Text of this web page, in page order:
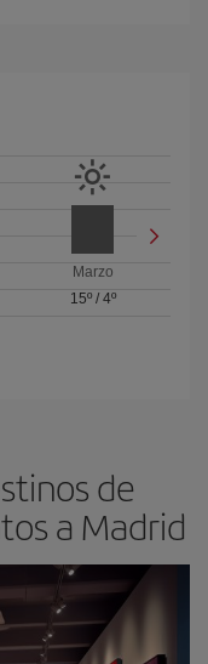
Marzo
15º/ 4º
de
a Madrid